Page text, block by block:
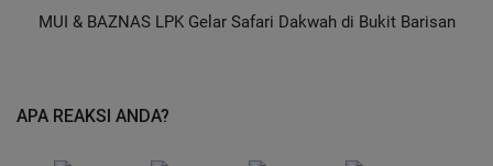
MUI & BAZNAS LPK Gelar Safari Dakwah di Bukit Barisan
APA REAKSI ANDA?